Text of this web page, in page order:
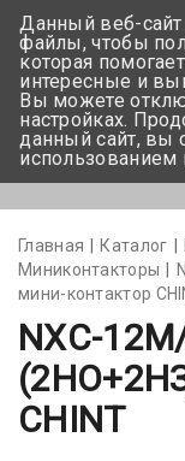
Главная Каталог
Миниконтакторы
мини-контактор
NXC-
CHINT
Данный веб-сайт
файлы, чтобы
которая
интересные и
Вы можете
настройках.
данный сайт, вы